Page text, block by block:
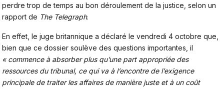
perdre trop de temps au bon déroulement de la justice, selon un
rapport de The Telegraph.
En effet, le juge britannique a déclaré le vendredi 4 octobre que,
bien que ce dossier soulève des questions importantes, il
« commence à absorber plus qu’une part appropriée des
ressources du tribunal, ce qui va à l’encontre de l’exigence
principale de traiter les affaires de manière juste et à un coût